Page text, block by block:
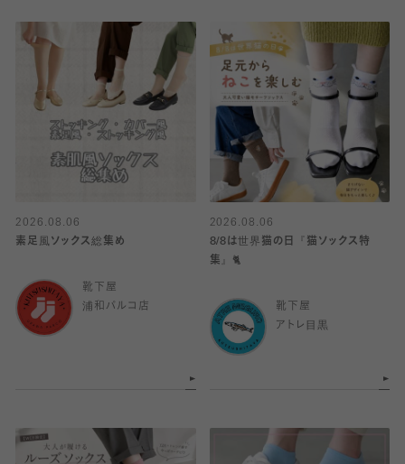
2026.08.06
素足風ソックス総集め
靴下屋
浦和パルコ店
2026.08.06
8/8は世界猫の日『猫ソックス特
集』🐈
靴下屋
アトレ目黒